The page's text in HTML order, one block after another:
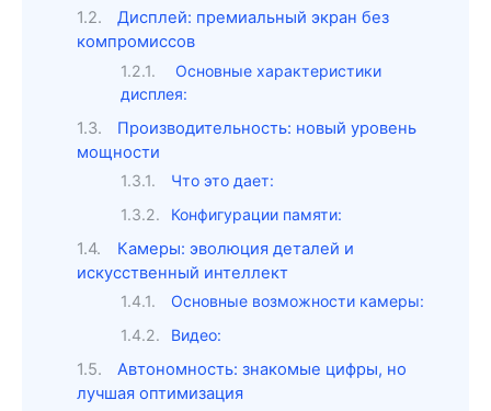
Дисплей: премиальный экран без
компромиссов
Основные характеристики
дисплея:
Производительность: новый уровень
мощности
Что это дает:
Конфигурации памяти:
Камеры: эволюция деталей и
искусственный интеллект
Основные возможности камеры:
Видео:
Автономность: знакомые цифры, но
лучшая оптимизация